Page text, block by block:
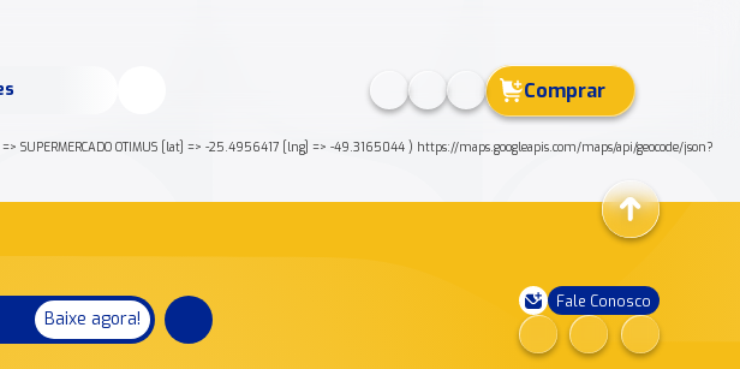
Comprar
SUPERMERCADO OTIMUS [lat] => -25.4956417 [lng] => -49.3165044 ) https://maps.googleapis.com/maps/api/geocode/json?
Baixe agora!
Fale Conosco